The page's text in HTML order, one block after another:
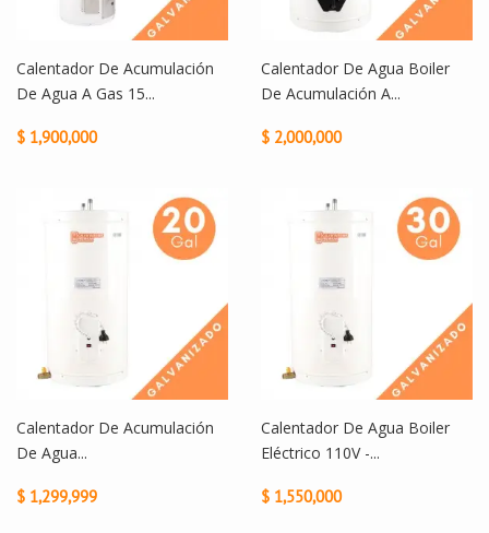
Calentador De Acumulación
De Agua A Gas 15...
$ 1,900,000
Calentador De Agua Boiler
De Acumulación A...
$ 2,000,000
Calentador De Acumulación
De Agua...
$ 1,299,999
Calentador De Agua Boiler
Eléctrico 110V -...
$ 1,550,000